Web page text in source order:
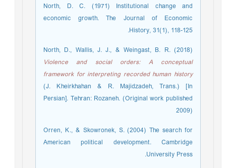
North, D. C. (1971) Institutional change and
economic growth. The Journal of Economic
History, 31(1), 118-125.
North, D., Wallis, J. J., & Weingast, B. R. (2018)
Violence and social orders: A conceptual
framework for interpreting recorded human history
(J. Kheirkhahan & R. Majidzadeh, Trans.) [In
Persian]. Tehran: Rozaneh. (Original work published
2009)
Orren, K., & Skowronek, S. (2004) The search for
American political development. Cambridge
University Press. ‏